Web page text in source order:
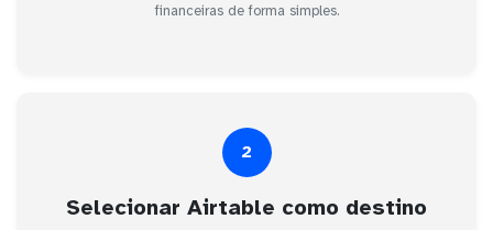
financeiras de forma simples.
2
Selecionar Airtable como destino